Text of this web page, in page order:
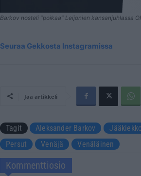
Barkov nosteli ”poikaa” Leijonien kansanjuhlassa
Seuraa Gekkosta Instagramissa
Jaa artikkeli
Tagit Aleksander Barkov Jääkiekko
Persut
Venäjä Venäläinen
Kommenttiosio